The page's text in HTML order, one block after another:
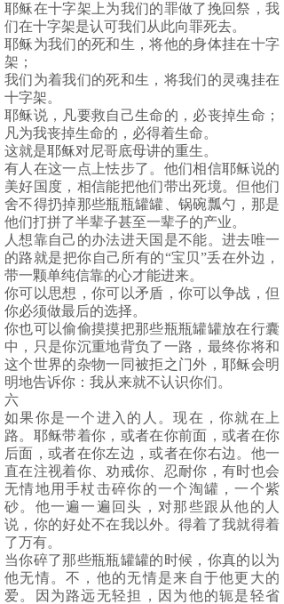
耶稣在十字架上为我们的罪做了挽回祭，我
们在十字架是认可我们从此向罪死去。
耶稣为我们的死和生，将他的身体挂在十字
架；
我们为着我们的死和生，将我们的灵魂挂在
十字架。
耶稣说，凡要救自己生命的，必丧掉生命；
凡为我丧掉生命的，必得着生命。
这就是耶稣对尼哥底母讲的重生。
有人在这一点上怯步了。他们相信耶稣说的
美好国度，相信能把他们带出死境。但他们
舍不得扔掉那些瓶瓶罐罐、锅碗瓢勺，那是
他们打拼了半辈子甚至一辈子的产业。
人想靠自己的办法进天国是不能。进去唯一
的路就是把你自己所有的“宝贝”丢在外边，
带一颗单纯信靠的心才能进来。
你可以思想，你可以矛盾，你可以争战，但
你必须做最后的选择。
你也可以偷偷摸摸把那些瓶瓶罐罐放在行囊
中，只是你沉重地背负了一路，最终你将和
这个世界的杂物一同被拒之门外，耶稣会明
明地告诉你：我从来就不认识你们。
六
如果你是一个进入的人。现在，你就在上
路。耶稣带着你，或者在你前面，或者在你
后面，或者在你左边，或者在你右边。他一
直在注视着你、劝戒你、忍耐你，有时也会
无情地用手杖击碎你的一个淘罐，一个紫
砂。他一遍一遍回头，对那些跟从他的人
说，你的好处不在我以外。得着了我就得着
了万有。
当你碎了那些瓶瓶罐罐的时候，你真的以为
他无情。不，他的无情是来自于他更大的
爱。因为路远无轻担，因为他的轭是轻省